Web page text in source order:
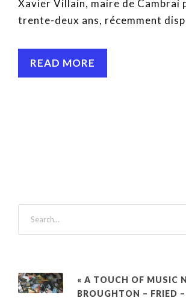
Xavier Villain, maire de Cambrai
trente-deux ans, récemment
READ MORE
« A TOUCH OF MUSIC
BROUGHTON – FRIED